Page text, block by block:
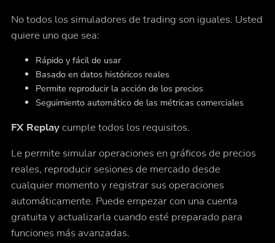
No todos los simuladores de trading son iguales. Usted
quiere uno que sea:
Rápido y fácil de usar
Basado en datos históricos reales
Permite reproducir la acción de los precios
Seguimiento automático de las métricas comerciales
FX Replaycumple todos los requisitos.
Le permite simular operaciones en gráficos de precios
reales, reproducir sesiones de mercado desde
cualquier momento y registrar sus operaciones
automáticamente. Puede empezar con una cuenta
gratuita y actualizarla cuando esté preparado para
funciones más avanzadas.